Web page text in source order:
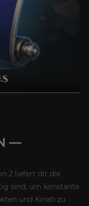
—
2 liefert dir die
sind, um konstante
und Kinah zu